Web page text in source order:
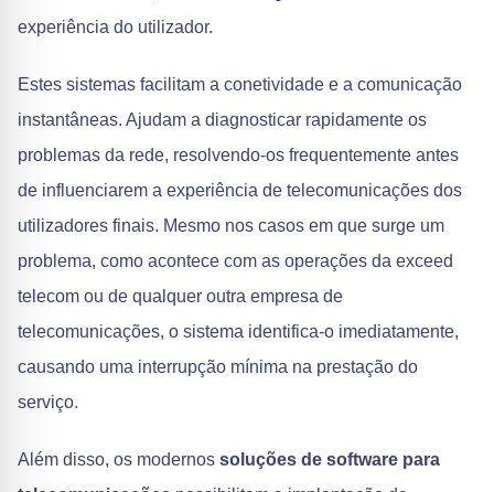
experiência do utilizador.
Estes sistemas facilitam a conetividade e a comunicação
instantâneas. Ajudam a diagnosticar rapidamente os
problemas da rede, resolvendo-os frequentemente antes
de influenciarem a experiência de telecomunicações dos
utilizadores finais. Mesmo nos casos em que surge um
problema, como acontece com as operações da exceed
telecom ou de qualquer outra empresa de
telecomunicações, o sistema identifica-o imediatamente,
causando uma interrupção mínima na prestação do
serviço.
Além disso, os modernos soluções de software para